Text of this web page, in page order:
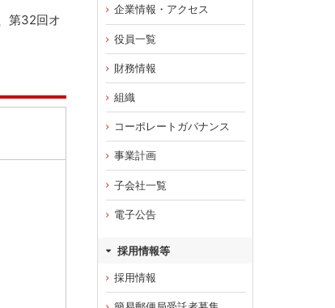
第32回オ
企業情報・アクセス
役員一覧
財務情報
組織
コーポレートガバナンス
事業計画
子会社一覧
電子公告
採用情報等
採用情報